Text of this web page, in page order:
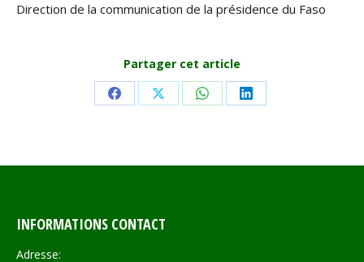
Direction de la communication de la présidence du Faso
Partager cet article
Share Share Share Share
INFORMATIONS CONTACT
Adresse: